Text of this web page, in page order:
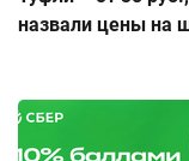
назвали цены на